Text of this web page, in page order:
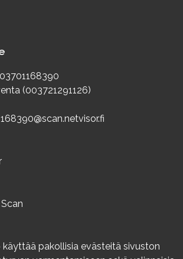
käyttää pakollisia evästeitä sivuston
(003721291126)